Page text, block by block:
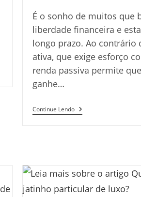
É o sonho de muitos que
liberdade financeira e
longo prazo. Ao contrário
ativa, que exige esforço
renda passiva permite
ganhe…
Continue LendoRenda
Passiva: